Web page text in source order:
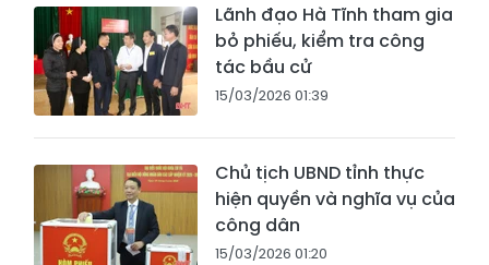
Lãnh đạo Hà Tĩnh tham gia
bỏ phiếu, kiểm tra công
tác bầu cử
15/03/2026 01:39
Chủ tịch UBND tỉnh thực
hiện quyền và nghĩa vụ của
công dân
15/03/2026 01:20